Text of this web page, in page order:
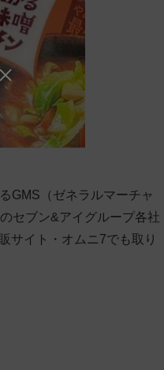
GMS（ゼネラルマーチャ
セブン&アイグループ各社
サイト・オムニ7でも取り